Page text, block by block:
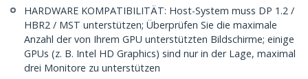
HARDWARE KOMPATIBILITÄT: Host-System muss DP 1.2 /
HBR2 / MST unterstützen; Überprüfen Sie die maximale
Anzahl der von Ihrem GPU unterstützten Bildschirme; einige
GPUs (z. B. Intel HD Graphics) sind nur in der Lage, maximal
drei Monitore zu unterstützen